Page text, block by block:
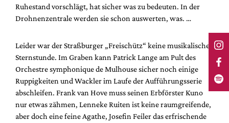
Ruhestand vorschlägt, hat sicher was zu bedeuten. In der
Drohnenzentrale werden sie schon auswerten, was. …
Leider war der Straßburger „Freischütz“ keine musikalische
Sternstunde. Im Graben kann Patrick Lange am Pult des
Orchestre symphonique de Mulhouse sicher noch einige
Ruppigkeiten und Wackler im Laufe der Aufführungsserie
abschleifen. Frank van Hove muss seinen Erbförster Kuno
nur etwas zähmen, Lenneke Ruiten ist keine raumgreifende,
aber doch eine feine Agathe, Josefin Feiler das erfrischende